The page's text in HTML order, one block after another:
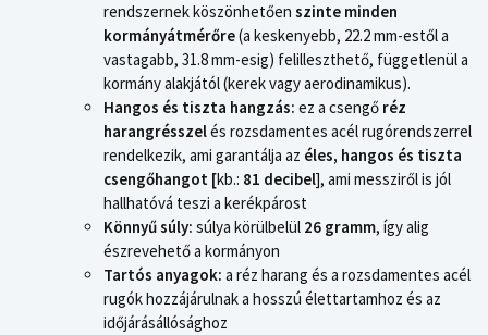
rendszernek köszönhetően szinte minden
kormányátmérőre(a keskenyebb, 22.2 mm-estől a
vastagabb, 31.8 mm-esig) felilleszthető, függetlenül a
kormány alakjától (kerek vagy aerodinamikus).
Hangos és tiszta hangzás: ez a csengő réz
harangrésszelés rozsdamentes acél rugórendszerrel
rendelkezik, ami garantálja az éles, hangos és tiszta
csengőhangot [kb.: 81 decibel], ami messziről is jól
hallhatóvá teszi a kerékpárost
Könnyű súly: súlya körülbelül 26 gramm, így alig
észrevehető a kormányon
Tartós anyagok: a réz harang és a rozsdamentes acél
rugók hozzájárulnak a hosszú élettartamhoz és az
időjárásállósághoz